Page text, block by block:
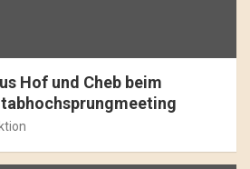
Hof und Cheb beim